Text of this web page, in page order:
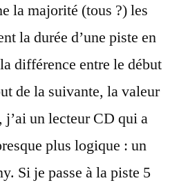
la majorité (tous ?) les
la durée d’une piste en
différence entre le début
de la suivante, la valeur
j’ai un lecteur CD qui a
plus logique : un
Si je passe à la piste 5